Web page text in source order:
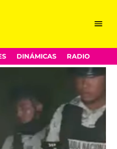
Menu
DINÁMICAS RADIO